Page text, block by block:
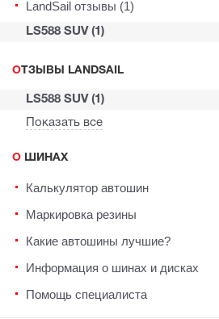
LandSail отзывы (1)
LS588 SUV (1)
ОТЗЫВЫ LANDSAIL
LS588 SUV (1)
Показать все
О ШИНАХ
Калькулятор автошин
Маркировка резины
Какие автошины лучшие?
Информация о шинах и дисках
Помощь специалиста